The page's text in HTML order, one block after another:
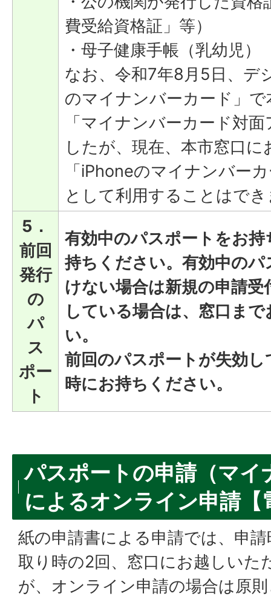
費受給資格証」等）
・母子健康手帳（乳幼児）
なお、令和7年8月5日、デ
のマイナンバーカード」
「マイナンバーカード対
したが、現在、本市窓口
「iPhoneのマイナンバー
として利用することはで
5．
前回
発行
の
パ
ス
ポー
ト
有効中のパスポートをお
持ちください。有効中の
けない場合は新規の申請
している場合は、窓口ま
い。
前回のパスポートが失効
時にお持ちください。
パスポートの申請（マイ
によるオンライン申請【
紙の申請書による申請では、申
取り時の2回、窓口にお越しいた
が、オンライン申請の場合は原